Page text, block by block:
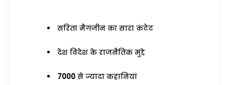
सरिता मैगजीन का सारा कंटेंट
देश विदेश के राजनैतिक मुद्दे
7000 से ज्यादा कहानियां